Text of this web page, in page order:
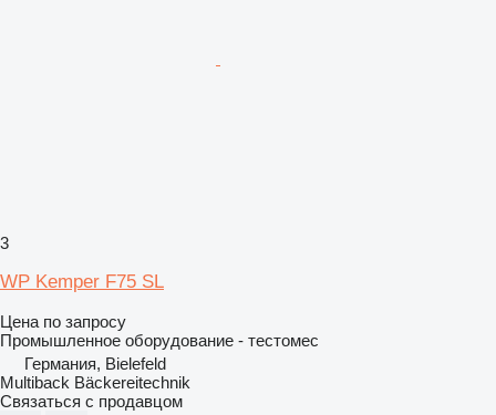
3
WP Kemper F75 SL
Цена по запросу
Промышленное оборудование - тестомес
Германия, Bielefeld
Multiback Bäckereitechnik
Связаться с продавцом